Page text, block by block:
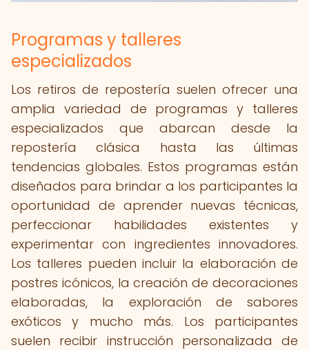
Programas y talleres
especializados
Los retiros de repostería suelen ofrecer una
amplia variedad de programas y talleres
especializados que abarcan desde la
repostería clásica hasta las últimas
tendencias globales. Estos programas están
diseñados para brindar a los participantes la
oportunidad de aprender nuevas técnicas,
perfeccionar habilidades existentes y
experimentar con ingredientes innovadores.
Los talleres pueden incluir la elaboración de
postres icónicos, la creación de decoraciones
elaboradas, la exploración de sabores
exóticos y mucho más. Los participantes
suelen recibir instrucción personalizada de